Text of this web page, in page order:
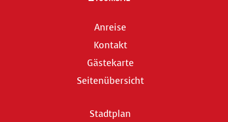
Anreise
Kontakt
Gästekarte
Seitenübersicht
Stadtplan